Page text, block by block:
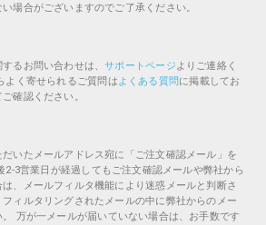
場合がございますのでご了承ください。
るお問い合わせは、サポートページよりご連絡く
よく寄せられるご質問はよくある質問に掲載してお
確認ください。
いたメールアドレス宛に「ご注文確認メール」を
2-3営業日が経過してもご注文確認メールや弊社から
、メールフィルタ機能により迷惑メールと判断さ
ィルタリングされたメールの中に弊社からのメー
万が一メールが届いていない場合は、お手数です